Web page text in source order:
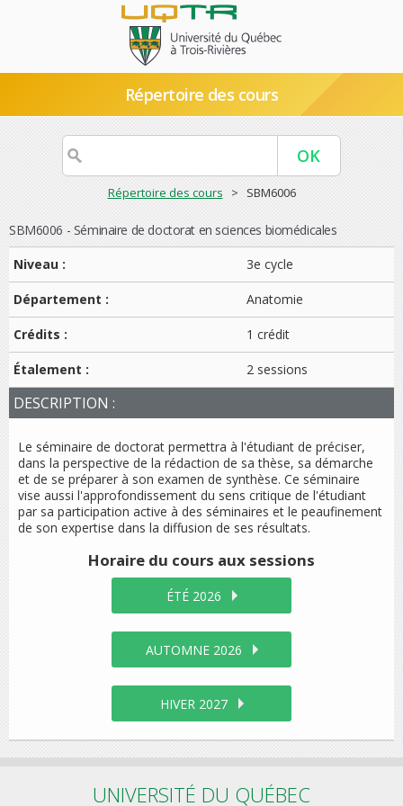
Répertoire des cours
Répertoire des cours > SBM6006
SBM6006 - Séminaire de doctorat en sciences biomédicales
Niveau :
3e cycle
Département : Anatomie
Crédits : 1 crédit
Étalement : 2 sessions
DESCRIPTION :
Le séminaire de doctorat permettra à l'étudiant de préciser,
dans la perspective de la rédaction de sa thèse, sa démarche
et de se préparer à son examen de synthèse. Ce séminaire
vise aussi l'approfondissement du sens critique de l'étudiant
par sa participation active à des séminaires et le peaufinement
de son expertise dans la diffusion de ses résultats.
Horaire du cours aux sessions
ÉTÉ 2026
AUTOMNE 2026
HIVER 2027
UNIVERSITÉ DU QUÉBEC